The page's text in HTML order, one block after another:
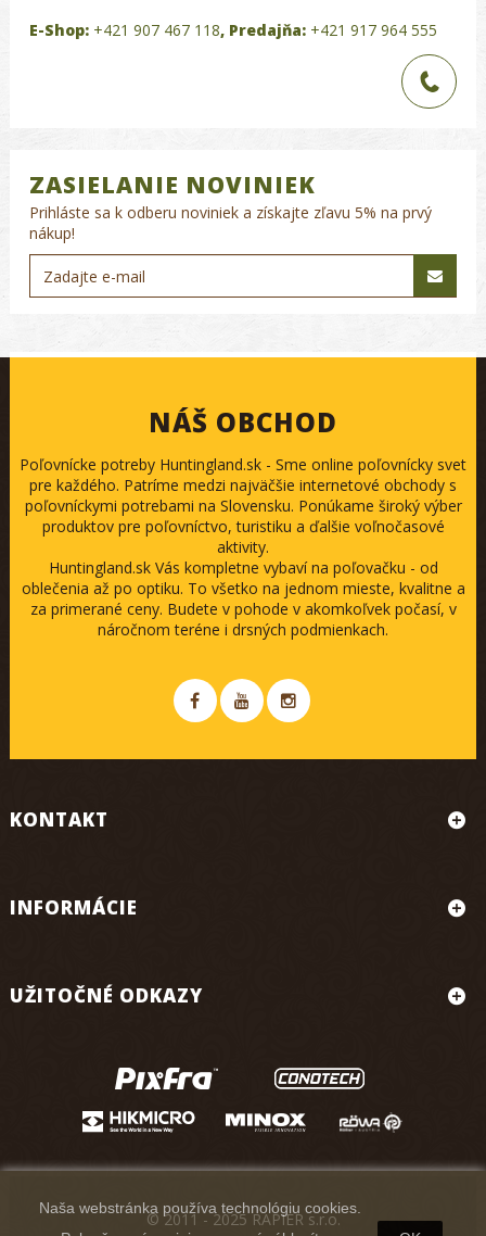
E-Shop: +421 907 467 118, Predajňa: +421 917 964 555
ZASIELANIE NOVINIEK
Prihláste sa k odberu noviniek a získajte zľavu 5% na prvý
nákup!
NÁŠ OBCHOD
Poľovnícke potreby Huntingland.sk - Sme online poľovnícky svet
pre každého. Patríme medzi najväčšie internetové obchody s
poľovníckymi potrebami na Slovensku. Ponúkame široký výber
produktov pre poľovníctvo, turistiku a ďalšie voľnočasové
aktivity.
Huntingland.sk Vás kompletne vybaví na poľovačku - od
oblečenia až po optiku. To všetko na jednom mieste, kvalitne a
za primerané ceny. Budete v pohode v akomkoľvek počasí, v
náročnom teréne i drsných podmienkach.
KONTAKT
INFORMÁCIE
UŽITOČNÉ ODKAZY
Naša webstránka používa technológiu cookies.
© 2011 - 2025 RAPIER s.r.o.